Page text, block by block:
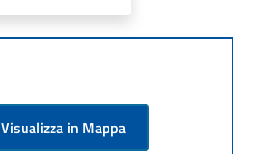
Visualizza in Mappa